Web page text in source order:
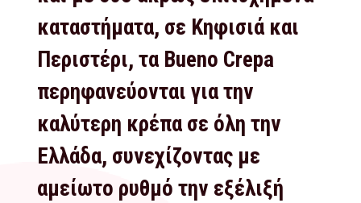
καταστήματα, σε Κηφισιά και
Περιστέρι, τα Bueno Crepa
περηφανεύονται για την
καλύτερη κρέπα σε όλη την
Ελλάδα, συνεχίζοντας με
αμείωτο ρυθμό την εξέλιξή